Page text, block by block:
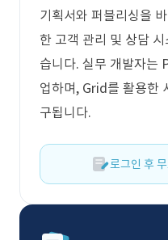
기획서와 퍼블리싱을
한 고객 관리 및 상담
습니다. 실무 개발자는
업하며, Grid를 활용한
구됩니다.
로그인 후